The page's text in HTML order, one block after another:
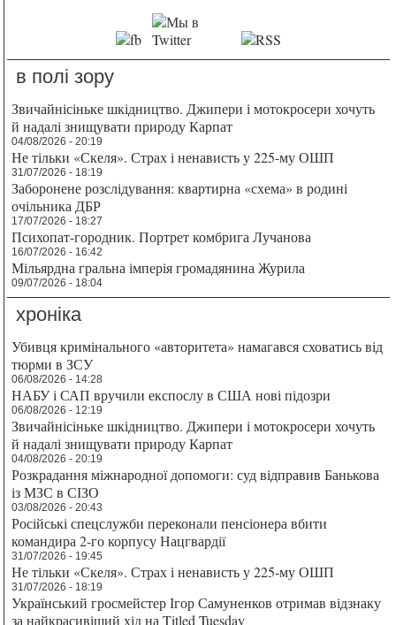
в полі зору
Звичайнісіньке шкідництво. Джипери і мотокросери хочуть
й надалі знищувати природу Карпат
04/08/2026 - 20:19
Не тільки «Скеля». Страх і ненависть у 225-му ОШП
31/07/2026 - 18:19
Заборонене розслідування: квартирна «схема» в родині
очільника ДБР
17/07/2026 - 18:27
Психопат-городник. Портрет комбрига Лучанова
16/07/2026 - 16:42
Мільярдна гральна імперія громадянина Журила
09/07/2026 - 18:04
хроніка
Убивця кримінального «авторитета» намагався сховатись від
тюрми в ЗСУ
06/08/2026 - 14:28
НАБУ і САП вручили експослу в США нові підозри
06/08/2026 - 12:19
Звичайнісіньке шкідництво. Джипери і мотокросери хочуть
й надалі знищувати природу Карпат
04/08/2026 - 20:19
Розкрадання міжнародної допомоги: суд відправив Банькова
із МЗС в СІЗО
03/08/2026 - 20:43
Російські спецслужби переконали пенсіонера вбити
командира 2-го корпусу Нацгвардії
31/07/2026 - 19:45
Не тільки «Скеля». Страх і ненависть у 225-му ОШП
31/07/2026 - 18:19
Український гросмейстер Ігор Самуненков отримав відзнаку
за найкрасивіший хід на Titled Tuesday